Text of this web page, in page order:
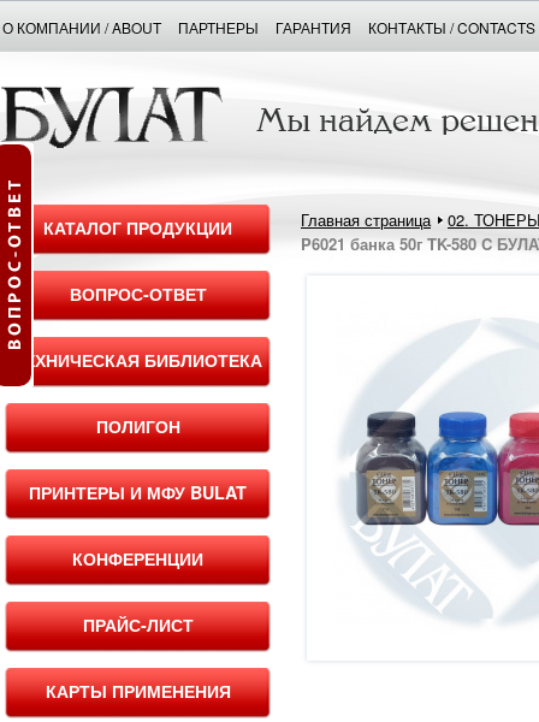
О КОМПАНИИ / ABOUT ПАРТНЕРЫ ГАРАНТИЯ КОНТАКТЫ / CONTACTS
КАТАЛОГ ПРОДУКЦИИ
ВОПРОС-ОТВЕТ
ТЕХНИЧЕСКАЯ БИБЛИОТЕКА
ПОЛИГОН
ПРИНТЕРЫ И МФУ BULAT
КОНФЕРЕНЦИИ
ПРАЙС-ЛИСТ
КАРТЫ ПРИМЕНЕНИЯ
Главная страница
02.
P6021 банка 50г TK-580 C